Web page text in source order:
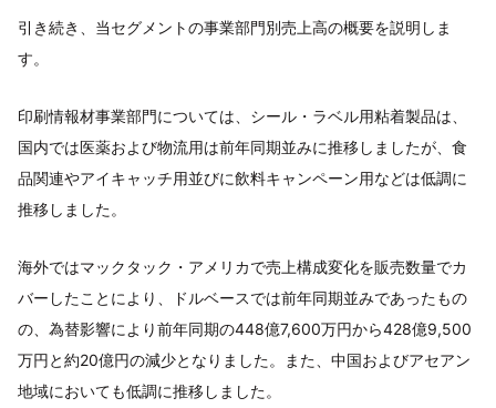
引き続き、当セグメントの事業部門別売上高の概要を説明しま
す。
印刷情報材事業部門については、シール・ラベル用粘着製品は、
国内では医薬および物流用は前年同期並みに推移しましたが、食
品関連やアイキャッチ用並びに飲料キャンペーン用などは低調に
推移しました。
海外ではマックタック・アメリカで売上構成変化を販売数量でカ
バーしたことにより、ドルベースでは前年同期並みであったもの
の、為替影響により前年同期の448億7,600万円から428億9,500
万円と約20億円の減少となりました。また、中国およびアセアン
地域においても低調に推移しました。